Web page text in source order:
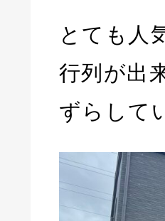
とても人
行列が出
ずらして